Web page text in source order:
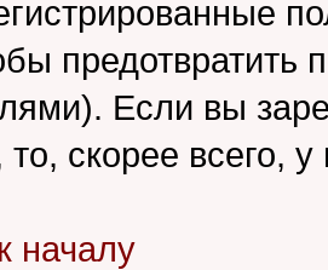
предотвратить
Если вы
то, скорее всего,
началу